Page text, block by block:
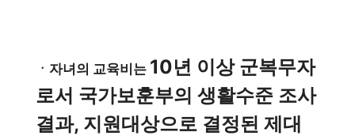
ㆍ자녀의 교육비는 10년 이상 군복무자
로서 국가보훈부의 생활수준 조사
결과, 지원대상으로 결정된 제대